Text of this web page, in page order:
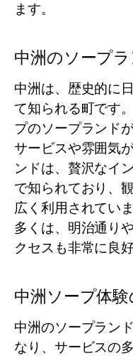
ます。
中洲のソープ
中洲は、歴史的に
て知られる町です
プのソープランド
サービスや雰囲気
ンドは、贅沢なイ
で知られており、
広く利用されてい
多くは、明治通り
クセスも非常に良好
中洲ソープ体
中洲のソープラン
なり、サービスの